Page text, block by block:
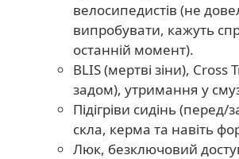
велосипедистів (не
випробувати, кажуть
останній момент).
BLIS (мертві зіни), Cross
задом), утримання у
Підігріви сидінь (перед/
скла, керма та навіть
Люк, безключовий